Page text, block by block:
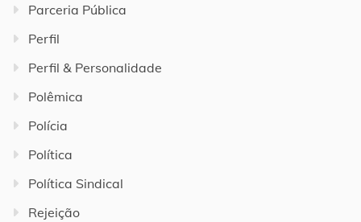
Parceria Pública
Perfil
Perfil & Personalidade
Polêmica
Polícia
Política
Política Sindical
Rejeição